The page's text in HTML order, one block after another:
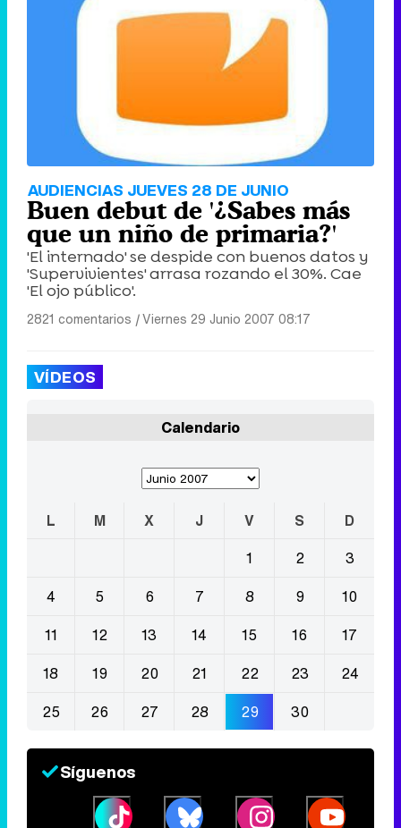
AUDIENCIAS JUEVES 28 DE JUNIO
Buen debut de '¿Sabes más
que un niño de primaria?'
'El internado' se despide con buenos datos y
'Supervivientes' arrasa rozando el 30%. Cae
'El ojo público'.
2821 comentarios |Viernes 29 Junio 2007 08:17
VÍDEOS
Calendario
L M X J V S
D
1
2
3
4
5 6 7 8 9
10
11
12 13 14 15 16
17
18
19 20 21 22 23
24
25
26 27 28 29 30
Síguenos